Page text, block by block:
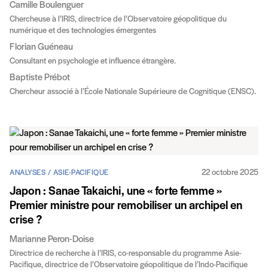
Camille Boulenguer
Chercheuse à l’IRIS, directrice de l’Observatoire géopolitique du
numérique et des technologies émergentes
Florian Guéneau
Consultant en psychologie et influence étrangère.
Baptiste Prébot
Chercheur associé à l’École Nationale Supérieure de Cognitique (ENSC).
ANALYSES / ASIE-PACIFIQUE 22 octobre 2025
Japon : Sanae Takaichi, une « forte femme »
Premier ministre pour remobiliser un archipel en
crise ?
Marianne Peron-Doise
Directrice de recherche à l’IRIS, co-responsable du programme Asie-
Pacifique, directrice de l’Observatoire géopolitique de l’Indo-Pacifique